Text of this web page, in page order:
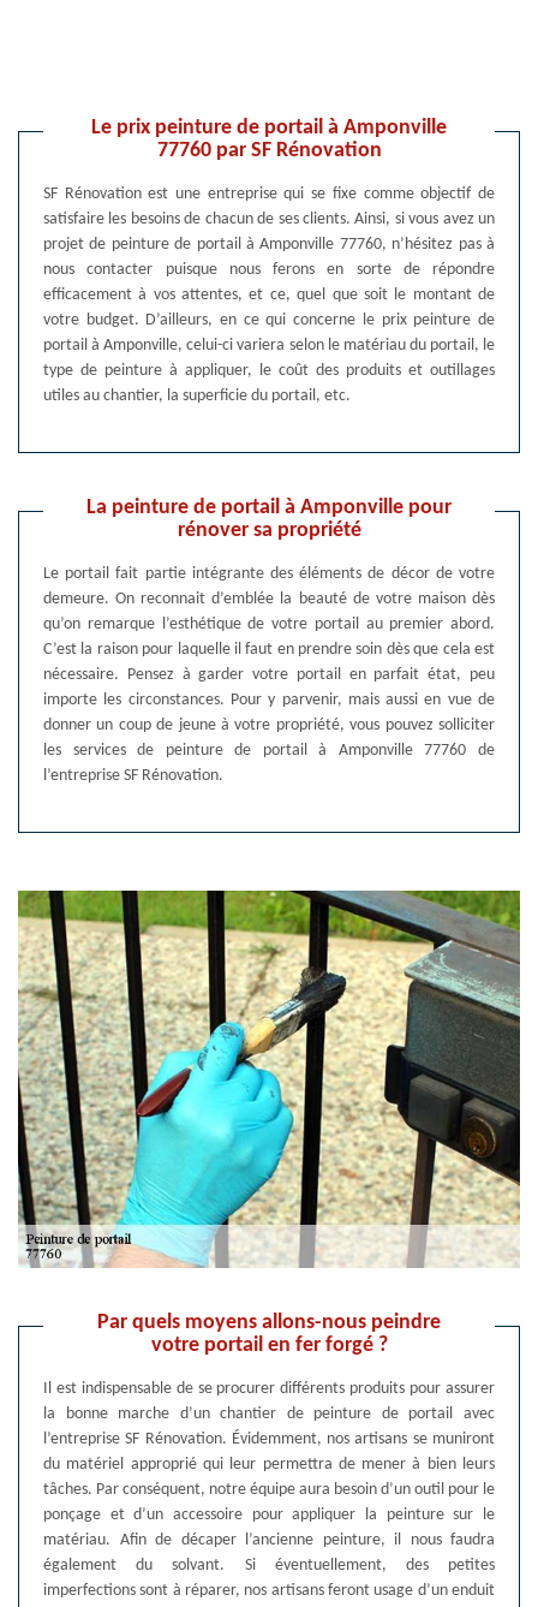
Le prix peinture de portail à Amponville
77760 par SF Rénovation
SF Rénovation est une entreprise qui se fixe comme objectif de
satisfaire les besoins de chacun de ses clients. Ainsi, si vous avez un
projet de peinture de portail à Amponville 77760, n’hésitez pas à
nous contacter puisque nous ferons en sorte de répondre
efficacement à vos attentes, et ce, quel que soit le montant de
votre budget. D’ailleurs, en ce qui concerne le prix peinture de
portail à Amponville, celui-ci variera selon le matériau du portail, le
type de peinture à appliquer, le coût des produits et outillages
utiles au chantier, la superficie du portail, etc.
La peinture de portail à Amponville pour
rénover sa propriété
Le portail fait partie intégrante des éléments de décor de votre
demeure. On reconnait d’emblée la beauté de votre maison dès
qu’on remarque l’esthétique de votre portail au premier abord.
C’est la raison pour laquelle il faut en prendre soin dès que cela est
nécessaire. Pensez à garder votre portail en parfait état, peu
importe les circonstances. Pour y parvenir, mais aussi en vue de
donner un coup de jeune à votre propriété, vous pouvez solliciter
les services de peinture de portail à Amponville 77760 de
l’entreprise SF Rénovation.
Par quels moyens allons-nous peindre
votre portail en fer forgé ?
Il est indispensable de se procurer différents produits pour assurer
la bonne marche d’un chantier de peinture de portail avec
l’entreprise SF Rénovation. Évidemment, nos artisans se muniront
du matériel approprié qui leur permettra de mener à bien leurs
tâches. Par conséquent, notre équipe aura besoin d’un outil pour le
ponçage et d’un accessoire pour appliquer la peinture sur le
matériau. Afin de décaper l’ancienne peinture, il nous faudra
également du solvant. Si éventuellement, des petites
imperfections sont à réparer, nos artisans feront usage d’un enduit